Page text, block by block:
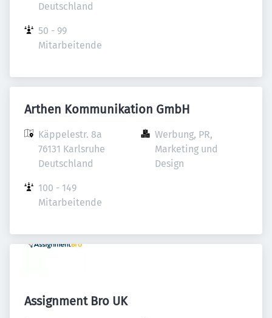
Deutschland
50 - 99
Mitarbeitende
Arthen Kommunikation GmbH
Käppelestr. 8a
76131 Karlsruhe
Deutschland
Werbung, PR,
Marketing und
Design
100 - 149
Mitarbeitende
Assignment Bro UK